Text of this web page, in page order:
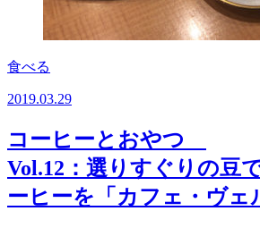
食べる
2019.03.29
コーヒーとおやつ
Vol.12：選りすぐりの豆
ーヒーを「カフェ・ヴェ